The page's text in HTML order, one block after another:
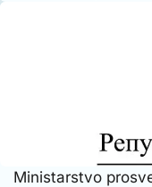
Vraćena
vremena
Ministarstvo